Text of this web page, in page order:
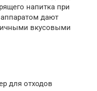
напитка при
дают
вкусовыми
для отходов